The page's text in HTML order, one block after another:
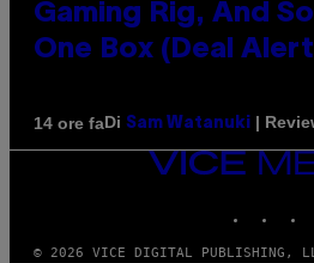
Gaming Rig, And
One Box (Deal
14 ore faDi Sam Watanuki |
VICE
© 2026 VICE DIGITAL PUBLISHING,